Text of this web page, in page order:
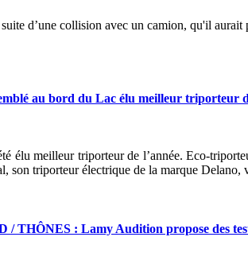
d’une collision avec un camion, qu'il
au bord du Lac élu meilleur triporteur
élu meilleur triporteur de l’année. Eco-
son triporteur électrique de la marque Delano,
/ THÔNES : Lamy Audition propose des